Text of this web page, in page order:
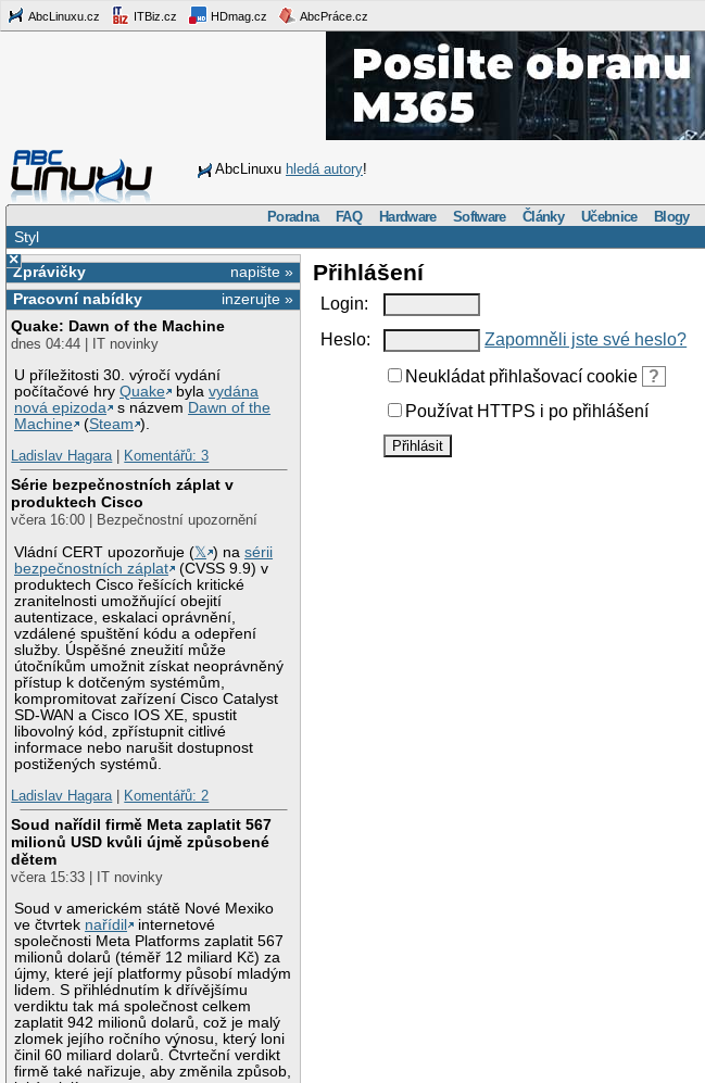
AbcLinuxu.cz ITBiz.cz HDmag.cz AbcPráce.cz
AbcLinuxu hledá autory!
Poradna FAQ Hardware Software Články Učebnice Blogy
Styl
×
napište »
Zprávičky
inzerujte »
Pracovní nabídky
Quake: Dawn of the Machine
dnes 04:44 | IT novinky
U příležitosti 30. výročí vydání
počítačové hryQuake bylavydána
nová epizoda
s názvem Dawn of the
Machine
(Steam ).
Ladislav Hagara| Komentářů: 3
Série bezpečnostních záplat v
produktech Cisco
včera 16:00 | Bezpečnostní upozornění
Vládní CERT upozorňuje (𝕏 ) nasérii
bezpečnostních záplat
(CVSS 9.9) v
produktech Cisco řešících kritické
zranitelnosti umožňující obejití
autentizace, eskalaci oprávnění,
vzdálené spuštění kódu a odepření
služby. Úspěšné zneužití může
útočníkům umožnit získat neoprávněný
přístup k dotčeným systémům,
kompromitovat zařízení Cisco Catalyst
SD-WAN a Cisco IOS XE, spustit
libovolný kód, zpřístupnit citlivé
informace nebo narušit dostupnost
postižených systémů.
Ladislav Hagara| Komentářů: 2
Soud nařídil firmě Meta zaplatit 567
milionů USD kvůli újmě způsobené
dětem
včera 15:33 | IT novinky
Soud v americkém státě Nové Mexiko
ve čtvrtek nařídil
internetové
společnosti Meta Platforms zaplatit 567
milionů dolarů (téměř 12 miliard Kč) za
újmy, které její platformy působí mladým
lidem. S přihlédnutím k dřívějšímu
verdiktu tak má společnost celkem
zaplatit 942 milionů dolarů, což je malý
zlomek jejího ročního výnosu, který loni
činil 60 miliard dolarů. Čtvrteční verdikt
firmě také nařizuje, aby změnila způsob,
Přihlášení
Login:
Heslo:
Zapomněli jste své heslo?
Neukládat přihlašovací cookie
?
Používat HTTPS i po přihlášení